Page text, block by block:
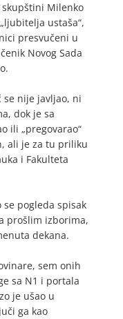
Milenko
ustaša“,
presvučeni u
Novog Sada
se nije javljao, ni
dok je sa
ili „pregovarao“
ali je za tu priliku
i Fakulteta
pogleda spisak
prošlim izborima,
dekana.
sem onih
sa N1 i portala
je ušao u
ga kao